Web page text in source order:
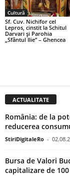
Cultură
Sf. Cuv. Nichifor cel
Lepros, cinstit la Schitul
Darvari și Parohia
„Sfântul Ilie” – Ghencea
ACTUALITATE
România: de la
reducerea
StiriDigitaleRo -
Bursa de Valori
capitalizare de